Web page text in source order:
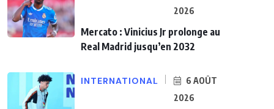
2026
Mercato : Vinicius Jr prolonge au
Real Madrid jusqu’en 2032
INTERNATIONAL
6 AOÛT
2026